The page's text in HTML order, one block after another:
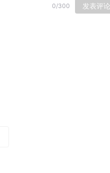
0/300 发表评论